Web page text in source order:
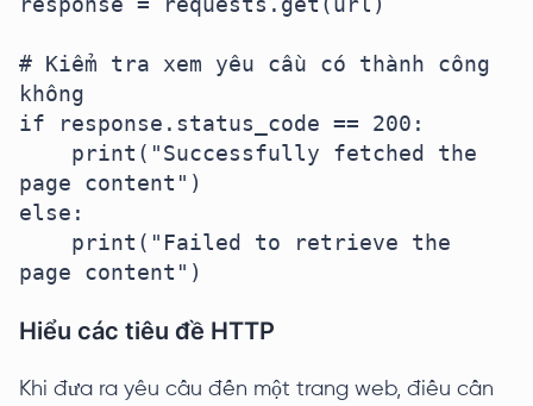
# Kiểm tra xem yêu cầu có thành công
không
if response.status_code == 200:
page content")
else:
page content")
Hiểu các tiêu đề HTTP
Khi đưa ra yêu cầu đến một trang web, điều cần